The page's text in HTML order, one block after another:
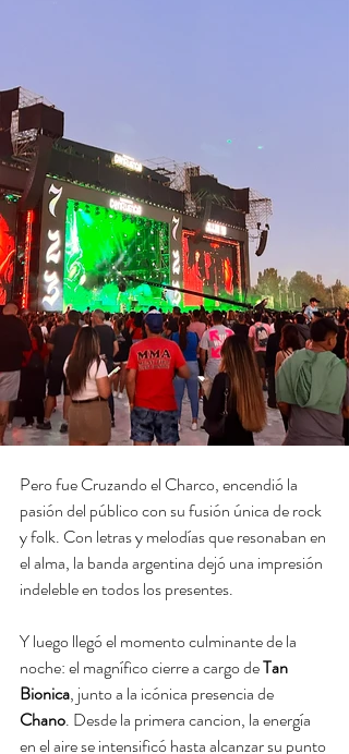
Pero fue Cruzando el Charco, encendió la
pasión del público con su fusión única de rock
y folk. Con letras y melodías que resonaban en
el alma, la banda argentina dejó una impresión
indeleble en todos los presentes.
Y luego llegó el momento culminante de la
noche: el magnífico cierre a cargo de Tan
Bionica, junto a la icónica presencia de
Chano. Desde la primera cancion, la energía
en el aire se intensificó hasta alcanzar su punto